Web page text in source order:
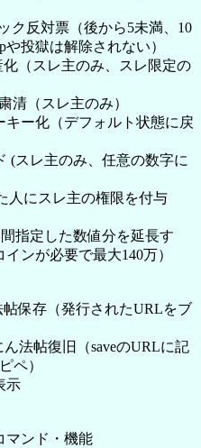
ク反対票（後から5未満、10
や投獄は解除されない）
化（スレ主のみ、スレ限定の
清（スレ主のみ）
キー化（デフォルト状態に戻
(スレ主のみ、任意の数字に
人にスレ主の権限を付与
指定した数値分を延長す
ンが必要で最大140万）
帖保存（発行されたURLをブ
法帖復旧（saveのURLに記
ペ）
示
マンド・機能